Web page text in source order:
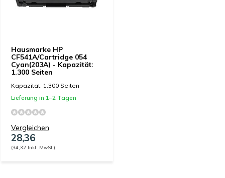
Hausmarke HP
CF541A/Cartridge 054
Cyan(203A) - Kapazität:
1.300 Seiten
Kapazität: 1.300 Seiten
Lieferung in 1–2 Tagen
Vergleichen
28,36
(34,32 Inkl. MwSt.)